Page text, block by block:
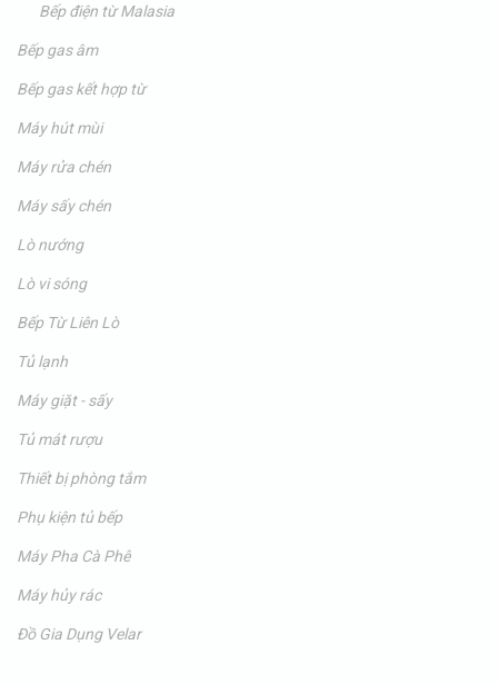
Bếp điện từ Malasia
Bếp gas âm
Bếp gas kết hợp từ
Máy hút mùi
Máy rửa chén
Máy sấy chén
Lò nướng
Lò vi sóng
Bếp Từ Liên Lò
Tủ lạnh
Máy giặt - sấy
Tủ mát rượu
Thiết bị phòng tắm
Phụ kiện tủ bếp
Máy Pha Cà Phê
Máy hủy rác
Đồ Gia Dụng Velar